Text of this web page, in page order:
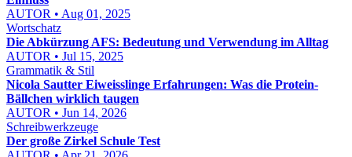
AUTOR • Aug 01, 2025
Wortschatz
Die Abkürzung AFS: Bedeutung und Verwendung im Alltag
AUTOR • Jul 15, 2025
Grammatik & Stil
Nicola Sautter Eiweisslinge Erfahrungen: Was die Protein-
Bällchen wirklich taugen
AUTOR • Jun 14, 2026
Schreibwerkzeuge
Der große Zirkel Schule Test